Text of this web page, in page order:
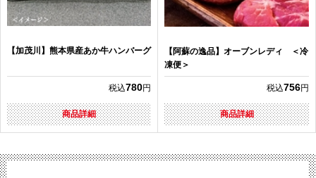
【加茂川】熊本県産あか牛ハンバーグ
税込780円
商品詳細
【阿蘇の逸品】オーブンレディ ＜冷
凍便＞
税込756円
商品詳細